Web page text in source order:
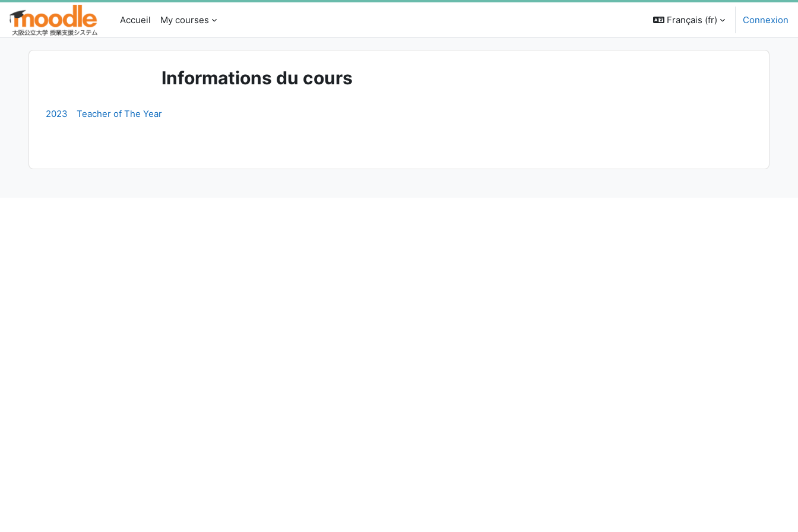
Passer au contenu principal
Accueil
My courses Français ‎(fr)‎ Connexion
Informations du cours
2023 Teacher of The Year